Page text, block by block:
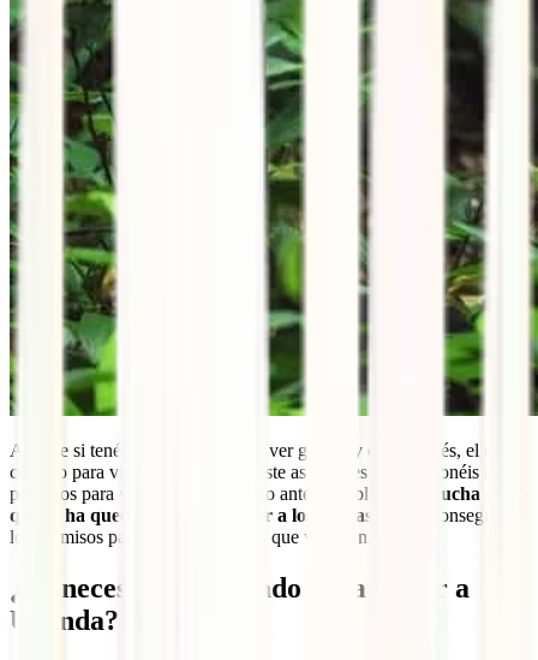
Así que si tenéis decidido viajar y ver gorilas y chimpancés, el mejor
consejo para viajar a Uganda en este aspecto es que gestionéis los
permisos para ver estos animales lo antes posible.
Hay mucha gente
que se ha quedado sin poder ver a los gorilas
por no conseguir
los permisos para las fechas en las que viajaban.
¿Es necesario un visado para viajar a
Uganda?